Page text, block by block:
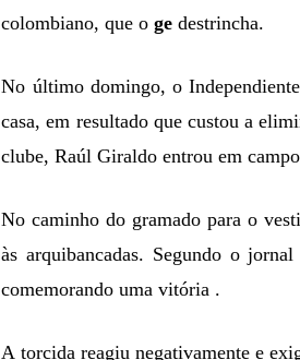
colombiano, que oge destrincha.
No último domingo, o
casa, em resultado que custou a
clube, Raúl Giraldo entrou em
No caminho do gramado para o
às arquibancadas. Segundo o
comemorando uma vitória .
A torcida reagiu negativamente e